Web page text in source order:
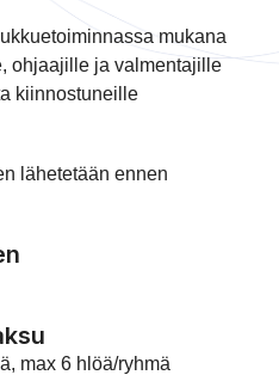
mukana
ohjaajille ja valmentajille
kiinnostuneille
lähetetään ennen
max 6 hlöä/ryhmä